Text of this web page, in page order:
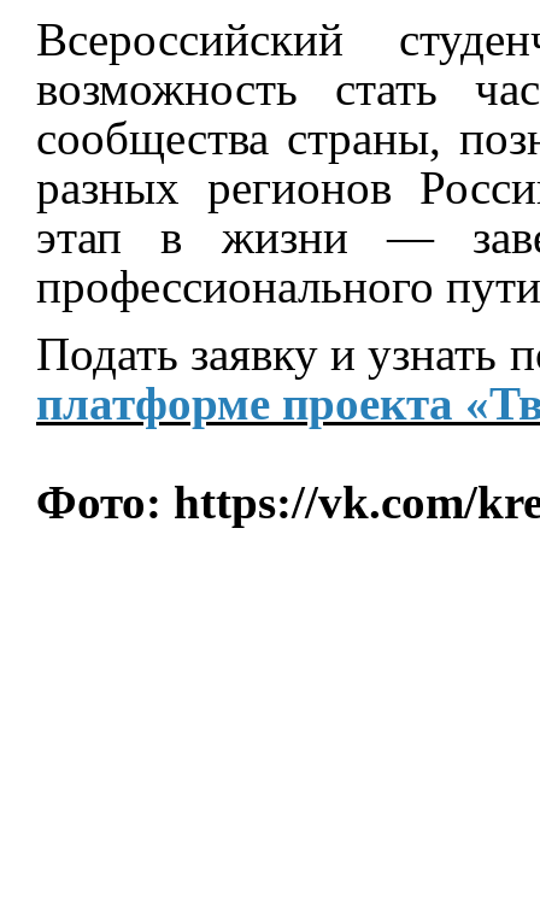
Всероссийский
возможность стать
сообщества страны,
разных регионов
этап в жизни —
профессионального
Подать заявку и узнать
платформе проекта
Фото: https://vk.com/